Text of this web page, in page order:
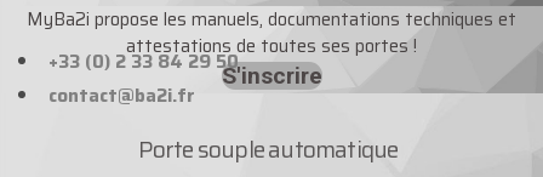
MyBa2i propose les manuels, documentations techniques et
attestations de toutes ses portes !
S'inscrire
+33 (0) 2 33 84 29 50
contact@ba2i.fr
Porte souple automatique